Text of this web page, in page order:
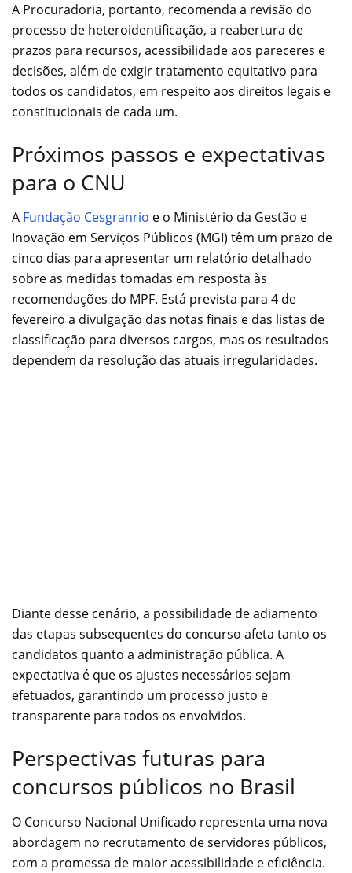
A Procuradoria, portanto, recomenda a revisão do
processo de heteroidentificação, a reabertura de
prazos para recursos, acessibilidade aos pareceres e
decisões, além de exigir tratamento equitativo para
todos os candidatos, em respeito aos direitos legais e
constitucionais de cada um.
Próximos passos e expectativas
para o CNU
A Fundação Cesgranrio e o Ministério da Gestão e
Inovação em Serviços Públicos (MGI) têm um prazo de
cinco dias para apresentar um relatório detalhado
sobre as medidas tomadas em resposta às
recomendações do MPF. Está prevista para 4 de
fevereiro a divulgação das notas finais e das listas de
classificação para diversos cargos, mas os resultados
dependem da resolução das atuais irregularidades.
Diante desse cenário, a possibilidade de adiamento
das etapas subsequentes do concurso afeta tanto os
candidatos quanto a administração pública. A
expectativa é que os ajustes necessários sejam
efetuados, garantindo um processo justo e
transparente para todos os envolvidos.
Perspectivas futuras para
concursos públicos no Brasil
O Concurso Nacional Unificado representa uma nova
abordagem no recrutamento de servidores públicos,
com a promessa de maior acessibilidade e eficiência.